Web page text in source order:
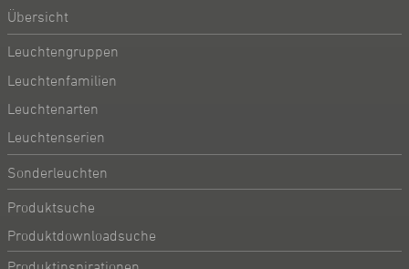
Übersicht
Leuchtengruppen
Leuchtenfamilien
Leuchtenarten
Leuchtenserien
Sonderleuchten
Produktsuche
Produktdownloadsuche